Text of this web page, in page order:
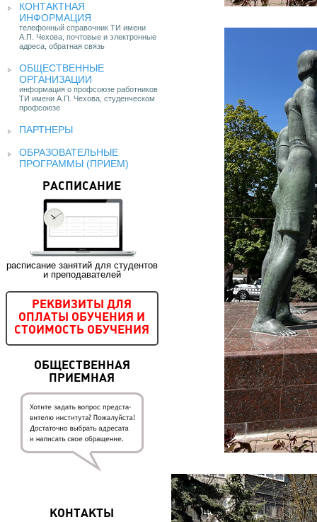
КОНТАКТНАЯ
ИНФОРМАЦИЯ
телефонный справочник ТИ имени
А.П. Чехова, почтовые и электронные
адреса, обратная связь
ОБЩЕСТВЕННЫЕ
ОРГАНИЗАЦИИ
информация о профсоюзе работников
ТИ имени А.П. Чехова, студенческом
профсоюзе
ПАРТНЕРЫ
ОБРАЗОВАТЕЛЬНЫЕ
ПРОГРАММЫ (ПРИЕМ)
РАСПИСАНИЕ
расписание занятий для студентов
и преподавателей
РЕКВИЗИТЫ ДЛЯ
ОПЛАТЫ ОБУЧЕНИЯ И
СТОИМОСТЬ ОБУЧЕНИЯ
ОБЩЕСТВЕННАЯ
ПРИЕМНАЯ
КОНТАКТЫ